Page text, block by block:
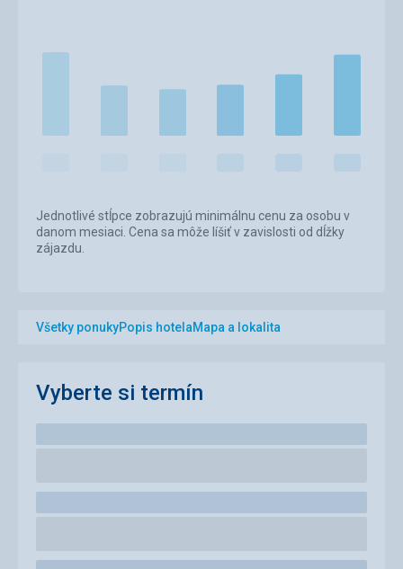
Jednotlivé stĺpce zobrazujú minimálnu cenu za osobu v
danom mesiaci. Cena sa môže líšiť v zavislosti od dĺžky
zájazdu.
Všetky ponukyPopis hotelaMapa a lokalita
Vyberte si termín